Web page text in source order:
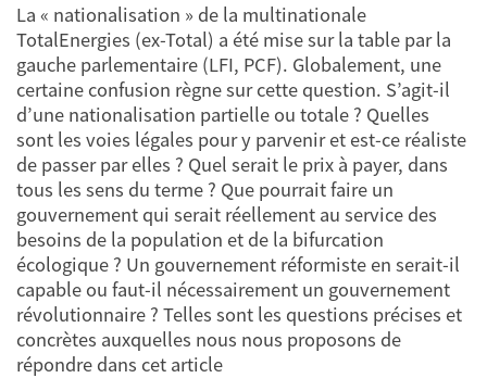
La « nationalisation » de la multinationale
TotalEnergies (ex-Total) a été mise sur la table par la
gauche parlementaire (LFI, PCF). Globalement, une
certaine confusion règne sur cette question. S’agit-il
d’une nationalisation partielle ou totale ? Quelles
sont les voies légales pour y parvenir et est-ce réaliste
de passer par elles ? Quel serait le prix à payer, dans
tous les sens du terme ? Que pourrait faire un
gouvernement qui serait réellement au service des
besoins de la population et de la bifurcation
écologique ? Un gouvernement réformiste en serait-il
capable ou faut-il nécessairement un gouvernement
révolutionnaire ? Telles sont les questions précises et
concrètes auxquelles nous nous proposons de
répondre dans cet article